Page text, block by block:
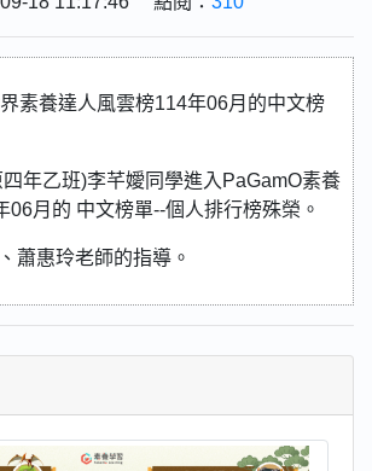
素養達人風雲榜114年06月的中文榜
年乙班)李芊嬡同學進入PaGamO素養
06月的 中文榜單--個人排行榜殊榮。
蕭惠玲老師的指導。